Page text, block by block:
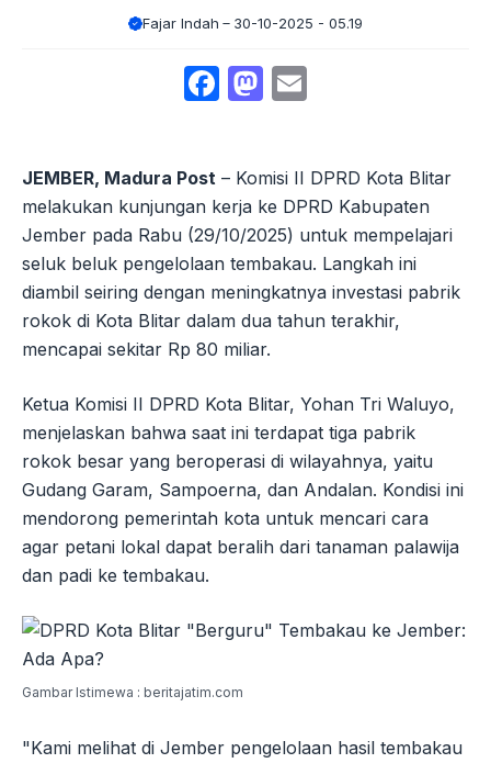
Fajar Indah 30-10-2025 - 05.19
Facebook
Mastodon
JEMBER, Madura Post – Komisi II DPRD Kota Blitar
melakukan kunjungan kerja ke DPRD Kabupaten
Jember pada Rabu (29/10/2025) untuk mempelajari
seluk beluk pengelolaan tembakau. Langkah ini
diambil seiring dengan meningkatnya investasi pabrik
rokok di Kota Blitar dalam dua tahun terakhir,
mencapai sekitar Rp 80 miliar.
Ketua Komisi II DPRD Kota Blitar, Yohan Tri Waluyo,
menjelaskan bahwa saat ini terdapat tiga pabrik
rokok besar yang beroperasi di wilayahnya, yaitu
Gudang Garam, Sampoerna, dan Andalan. Kondisi ini
mendorong pemerintah kota untuk mencari cara
agar petani lokal dapat beralih dari tanaman palawija
dan padi ke tembakau.
Gambar Istimewa : beritajatim.com
"Kami melihat di Jember pengelolaan hasil tembakau